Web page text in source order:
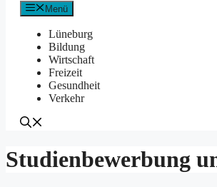
Menü
Lüneburg
Bildung
Wirtschaft
Freizeit
Gesundheit
Verkehr
Studienbewerbung